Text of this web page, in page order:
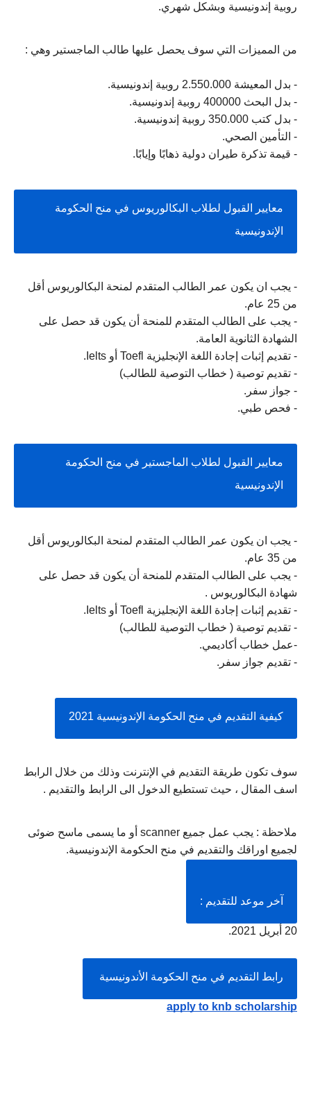
روبية إندونيسية وبشكل شهري.
من المميزات التي سوف يحصل عليها طالب الماجستير وهي :
- بدل المعيشة 2.550.000 روبية إندونيسية.
- بدل البحث 400000 روبية إندونيسية.
- بدل كتب 350.000 روبية إندونيسية.
- التأمين الصحي.
- قيمة تذكرة طيران دولية ذهابًا وإيابًا.
الإندونيسية
من 25 عام.
الشهادة الثانوية العامة.
- تقديم إثبات إجادة اللغة الإنجليزية Toefl أو Ielts.
- تقديم توصية ( خطاب التوصية للطالب)
- جواز سفر.
- فحص طبي.
الإندونيسية
من 35 عام.
شهادة البكالوريوس .
- تقديم إثبات إجادة اللغة الإنجليزية Toefl أو Ielts.
- تقديم توصية ( خطاب التوصية للطالب)
-عمل خطاب أكاديمي.
- تقديم جواز سفر.
كيفية التقديم في منح الحكومة الإندونيسية 2021
اسف المقال ، حيث تستطيع الدخول الى الرابط والتقديم .
لجميع اوراقك والتقديم في منح الحكومة الإندونيسية.
آخر موعد للتقديم :
20 أبريل 2021.
رابط التقديم في منح الحكومة الأندونيسية
apply to knb scholarship